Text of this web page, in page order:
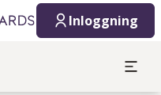
Inloggning